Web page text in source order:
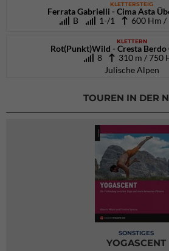
KLETTERSTEIG
Ferrata Gabrielli - Cima Asta
B
1-/1 600 Hm /
KLETTERN
Rot(Punkt)Wild - Cresta Berdo
8
310 m / 750
Julische Alpen
TOUREN IN DER
SONSTIGES
YOGASCENT